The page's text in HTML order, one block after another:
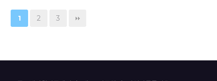
꼼꼼히 도포해 주세요.
부탁드립니다.
매 방문 마다 8시간 금식 가능한 자
4.BMI가18.5kg/m2~ 29.9kg/m2
1 2 3